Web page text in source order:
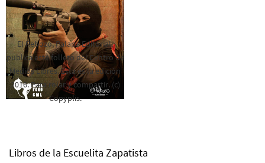
El Rebozo, Palapa Editorial,
publica este folleto del Centro de
Medios Libres. Esta es la edición
2016. Para rolar y compartir. (c)
Copyplis.
Libros de la Escuelita Zapatista